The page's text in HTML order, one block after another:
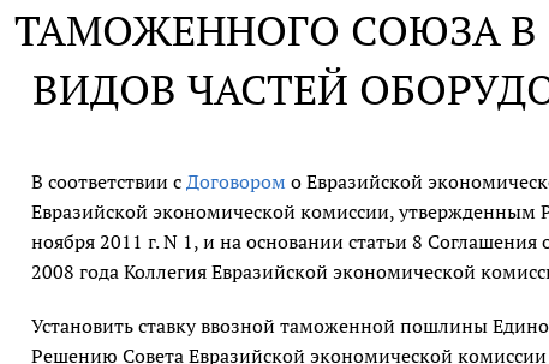
ТАМОЖЕННОГО СОЮЗА
ВИДОВ ЧАСТЕЙ
В соответствии с Договором о Евразийской
Евразийской экономической комиссии, утвержденным
ноября 2011 г. N 1, и на основании статьи 8
2008 года Коллегия Евразийской экономической
Установить ставку ввозной таможенной пошлины
Решению Совета Евразийской экономической